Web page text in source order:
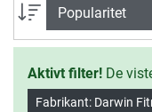
sortering
Aktivt filter! De
Fabrikant: Darwin